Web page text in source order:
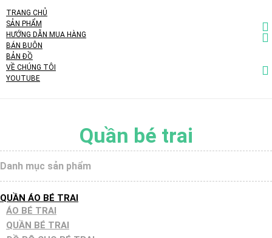
TRANG CHỦ
SẢN PHẨM
HƯỚNG DẪN MUA HÀNG
BÁN BUÔN
BẢN ĐỒ
VỀ CHÚNG TÔI
YOUTUBE
Quần bé trai
Danh mục sản phẩm
QUẦN ÁO BÉ TRAI
ÁO BÉ TRAI
QUẦN BÉ TRAI